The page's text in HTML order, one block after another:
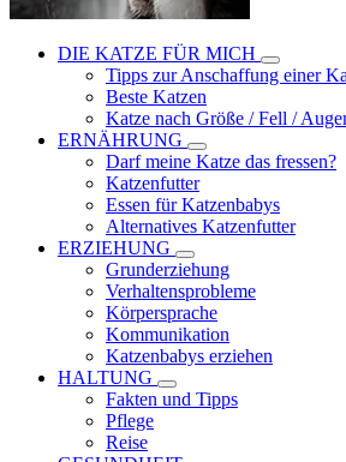
DIE KATZE FÜR MICH
Tipps zur Anschaffung einer
Beste Katzen
Katze nach Größe / Fell /
ERNÄHRUNG
Darf meine Katze das fressen?
Katzenfutter
Essen für Katzenbabys
Alternatives Katzenfutter
ERZIEHUNG
Grunderziehung
Verhaltensprobleme
Körpersprache
Kommunikation
Katzenbabys erziehen
HALTUNG
Fakten und Tipps
Pflege
Reise